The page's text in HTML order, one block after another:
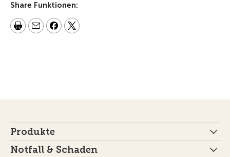
Share Funktionen:
Produkte
Notfall & Schaden